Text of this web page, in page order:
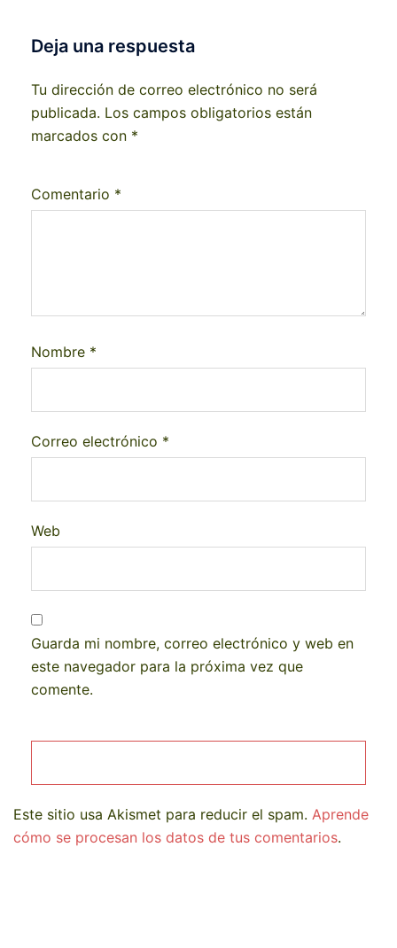
Deja una respuesta
Tu dirección de correo electrónico no será
publicada. Los campos obligatorios están
marcados con *
Comentario *
Nombre *
Correo electrónico *
Web
Guarda mi nombre, correo electrónico y web en
este navegador para la próxima vez que
comente.
Este sitio usa Akismet para reducir el spam. Aprende
cómo se procesan los datos de tus comentarios.